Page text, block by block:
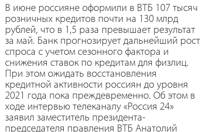
В июне россияне оформили в ВТБ 107 тысяч
розничных кредитов почти на 130 млрд
рублей, что в 1,5 раза превышает результат
за май. Банк прогнозирует дальнейший рост
спроса с учетом сезонного фактора и
снижения ставок по кредитам для физлиц.
При этом ожидать восстановления
кредитной активности россиян до уровня
2021 года пока преждевременно. Об этом в
ходе интервью телеканалу «Россия 24»
заявил заместитель президента-
председателя правления ВТБ Анатолий